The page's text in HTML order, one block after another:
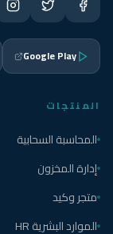
Google Play
المنتجات
المحاسبة السحابية
إدارة المخزون
متجر وكيد
الموارد البشرية HR